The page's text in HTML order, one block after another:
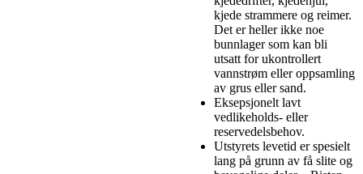
kjede strammere og reimer.
Det er heller ikke noe
bunnlager som kan bli
utsatt for ukontrollert
vannstrøm eller oppsamling
av grus eller sand.
Eksepsjonelt lavt
vedlikeholds- eller
reservedelsbehov.
Utstyrets levetid er spesielt
lang på grunn av få slite og